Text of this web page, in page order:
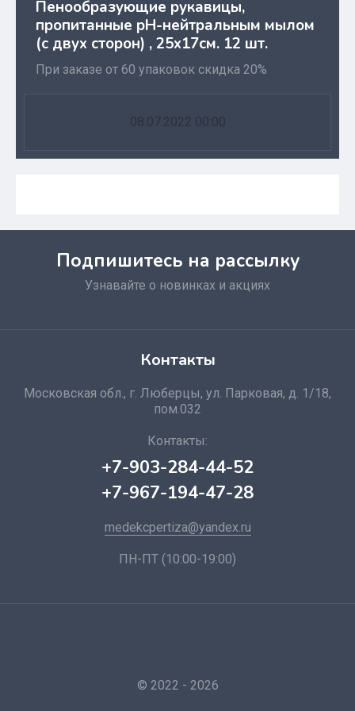
Пенообразующие рукавицы,
пропитанные pH-нейтральным мылом
(с двух сторон) , 25х17см. 12 шт.
При заказе от 60 упаковок скидка 20%
08.07.2022 00:00
Подпишитесь на рассылку
Узнавайте о новинках и акциях
Контакты
Московская обл., г. Люберцы, ул. Парковая, д. 1/18,
пом.032
Контакты:
+7-903-284-44-52
+7-967-194-47-28
medekcpertiza@yandex.ru
ПН-ПТ (10:00-19:00)
© 2022 - 2026